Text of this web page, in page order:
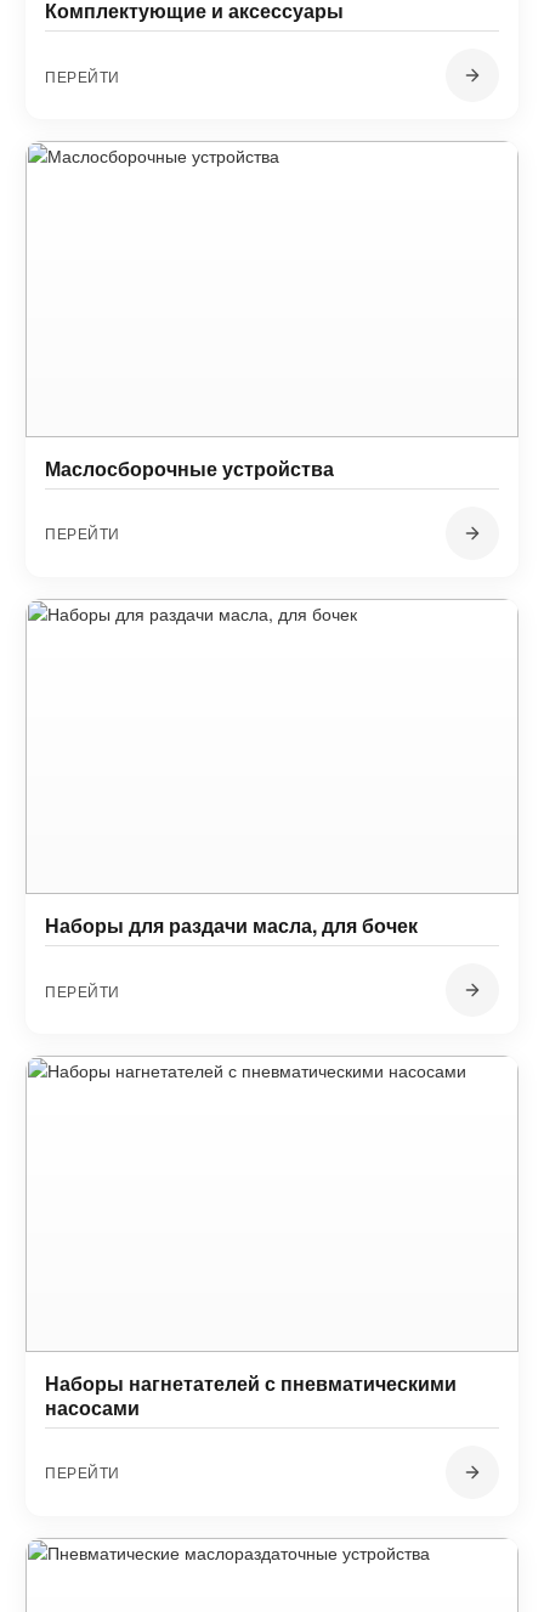
Комплектующие и аксессуары
ПЕРЕЙТИ
Маслосборочные устройства
ПЕРЕЙТИ
Наборы для раздачи масла, для бочек
ПЕРЕЙТИ
Наборы нагнетателей с пневматическими
насосами
ПЕРЕЙТИ